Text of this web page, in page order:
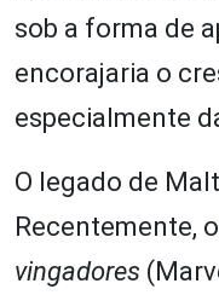
sob a forma de
encorajaria o
especialmente
O legado de
Recentemente,
vingadores